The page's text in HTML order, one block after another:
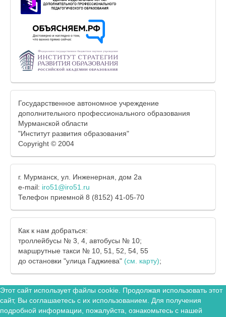
Государственное автономное учреждение
дополнительного профессионального образования
Мурманской области
"Институт развития образования"
Copyright © 2004
г. Мурманск, ул. Инженерная, дом 2а
e-mail: iro51@iro51.ru
Телефон приемной 8 (8152) 41-05-70
Как к нам добраться:
троллейбусы № 3, 4, автобусы № 10;
маршрутные такси № 10, 51, 52, 54, 55
до остановки "улица Гаджиева" (см. карту);
Этот сайт использует файлы cookie. Продолжая использовать этот
сайт, Вы соглашаетесь с их использованием. Для получения
подробной информации, пожалуйста, ознакомьтесь с нашей